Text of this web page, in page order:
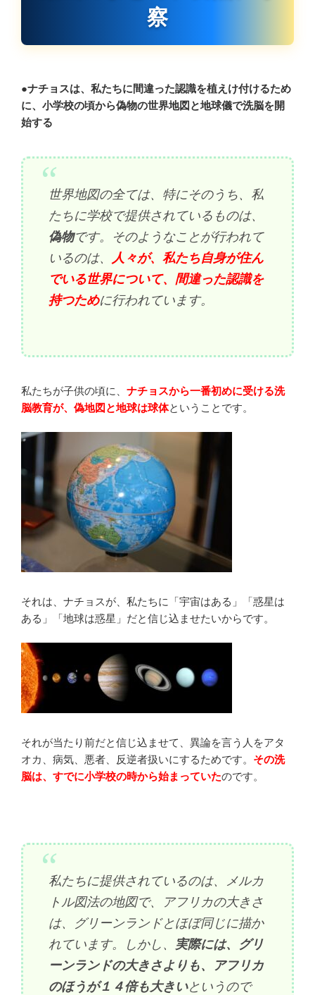
察
●ナチョスは、私たちに間違った認識を植えけ付けるため
に、小学校の頃から偽物の世界地図と地球儀で洗脳を開
始する
世界地図の全ては、特にそのうち、私
たちに学校で提供されているものは、
偽物です。そのようなことが行われて
いるのは、
人々が、私たち自身が住ん
でいる世界について、間違った認識を
持つために行われています。
私たちが子供の頃に、 ナチョスから一番初めに受ける洗
脳教育が、偽地図と地球は球体ということです。
それは、ナチョスが、私たちに「宇宙はある」「惑星は
ある」「地球は惑星」だと信じ込ませたいからです。
それが当たり前だと信じ込ませて、異論を言う人をアタ
オカ、病気、悪者、反逆者扱いにするためです。 その洗
脳は、すでに小学校の時から始まっていたのです。
私たちに提供されているのは、メルカ
トル図法の地図で、アフリカの大きさ
は、グリーンランドとほぼ同じに描か
れています。しかし、 実際には、グリ
ーンランドの大きさよりも、アフリカ
のほうが１４倍も大きいというので